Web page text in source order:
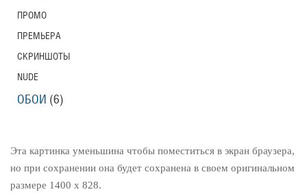
Эта картинка уменьшина чтобы поместиться в экран браузера,
но при сохранении она будет сохранена в своем оригинальном
размере 1400 x 828.
ПРОМО
ПРЕМЬЕРА
СКРИНШОТЫ
NUDE
ОБОИ (6)